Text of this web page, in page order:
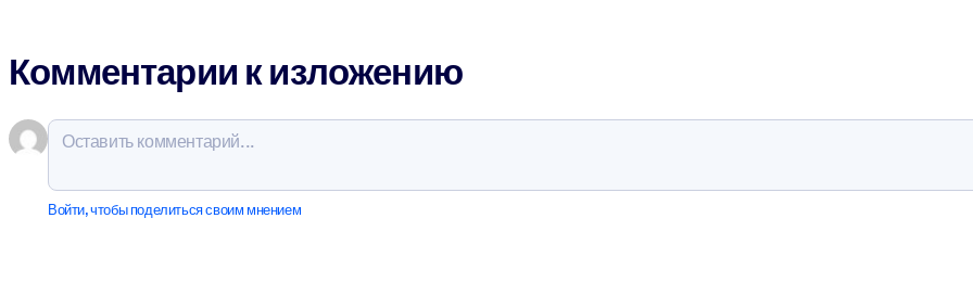
Комментарии к изложению
Войти, чтобы поделиться своим мнением